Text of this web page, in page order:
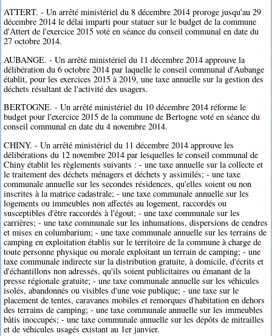
ATTERT. - Un arrêté ministériel du 8 décembre 2014 proroge jusqu'au 29
décembre 2014 le délai imparti pour statuer sur le budget de la commune
d'Attert de l'exercice 2015 voté en séance du conseil communal en date du
27 octobre 2014.
AUBANGE. - Un arrêté ministériel du 11 décembre 2014 approuve la
délibération du 6 octobre 2014 par laquelle le conseil communal d'Aubange
établit, pour les exercices 2015 à 2019, une taxe annuelle sur la gestion des
déchets résultant de l'activité des usagers.
BERTOGNE. - Un arrêté ministériel du 10 décembre 2014 réforme le
budget pour l'exercice 2015 de la commune de Bertogne voté en séance du
conseil communal en date du 4 novembre 2014.
CHINY. - Un arrêté ministériel du 11 décembre 2014 approuve les
délibérations du 12 novembre 2014 par lesquelles le conseil communal de
Chiny établit les règlements suivants : - une taxe annuelle sur la collecte et
le traitement des déchets ménagers et déchets y assimilés; - une taxe
communale annuelle sur les secondes résidences, qu'elles soient ou non
inscrites à la matrice cadastrale; - une taxe communale annuelle sur les
logements ou immeubles non affectés au logement, raccordés ou
susceptibles d'être raccordés à l'égout; - une taxe communale sur les
carrières; - une taxe communale sur les inhumations, dispersions de cendres
et mises en columbarium; - une taxe communale annuelle sur les terrains de
camping en exploitation établis sur le territoire de la commune à charge de
toute personne physique ou morale exploitant un terrain de camping; - une
taxe communale indirecte sur la distribution gratuite, à domicile, d'écrits et
d'échantillons non adressés, qu'ils soient publicitaires ou émanant de la
presse régionale gratuite; - une taxe communale annuelle sur les véhicules
isolés, abandonnés ou visibles d'une voie publique; - une taxe sur le
placement de tentes, caravanes mobiles et remorques d'habitation en dehors
des terrains de camping; - une taxe communale annuelle sur les immeubles
bâtis inoccupés; - une taxe communale annuelle sur les dépôts de mitrailles
et de véhicules usagés existant au 1er janvier.